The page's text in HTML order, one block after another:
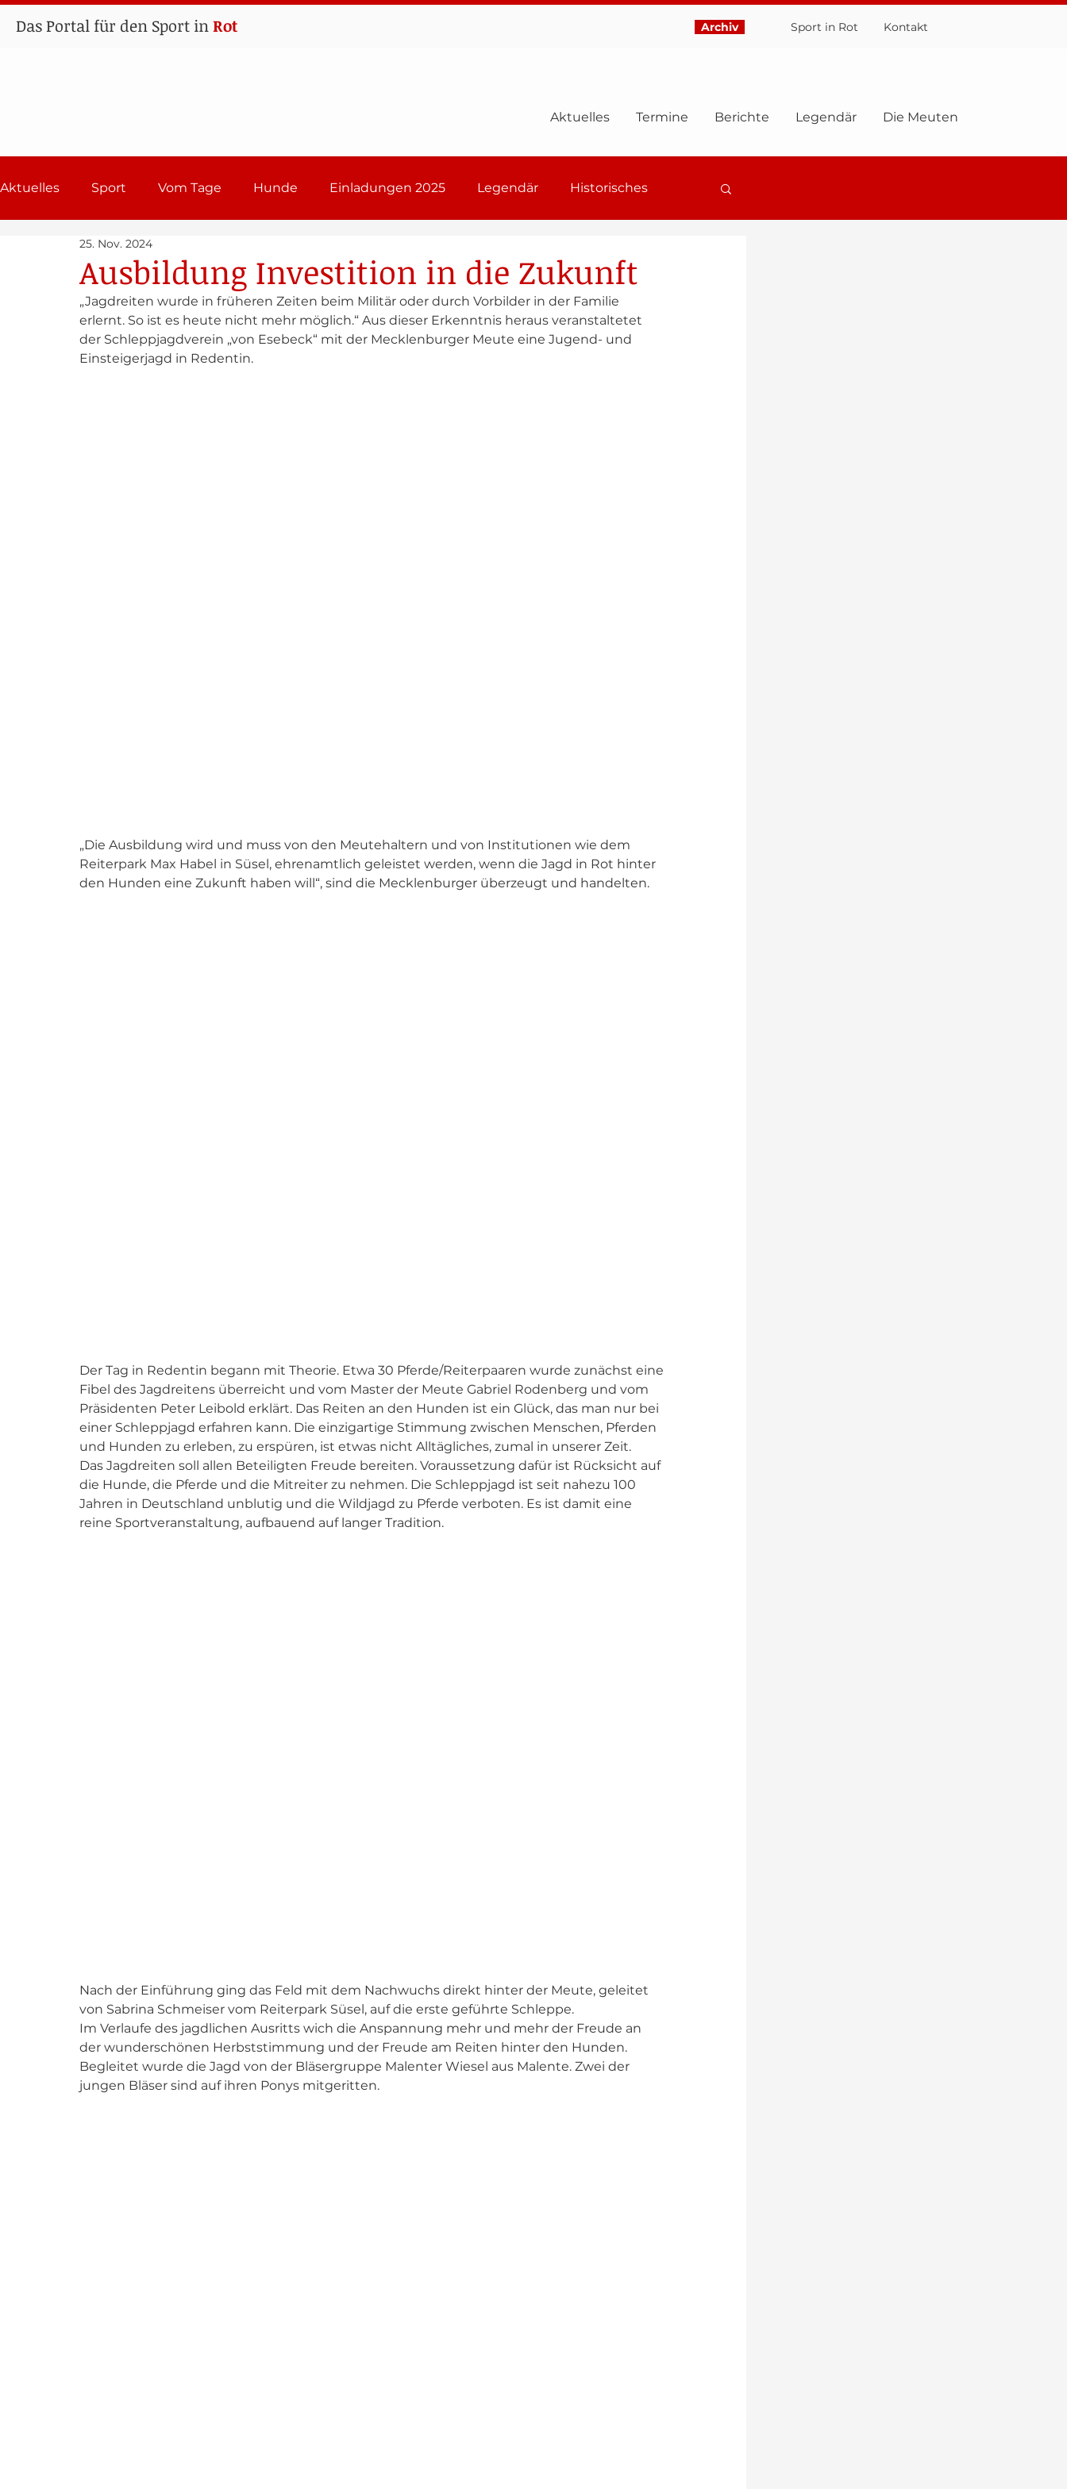
Das Portal für den Sport inRot Archiv Sport in Rot Kontakt
Aktuelles Termine Berichte Legendär Die Meuten
Aktuelles Sport Vom Tage Hunde Einladungen 2025 Legendär Historisches
Lehrgänge Sport in Rot
Ausbildung Investition in die Zukunft
25. Nov. 2024
„Jagdreiten wurde in früheren Zeiten beim Militär oder durch Vorbilder in der Familie
erlernt. So ist es heute nicht mehr möglich.“ Aus dieser Erkenntnis heraus veranstaltetet
der Schleppjagdverein „von Esebeck“ mit der Mecklenburger Meute eine Jugend- und
Einsteigerjagd in Redentin.
„Die Ausbildung wird und muss von den Meutehaltern und von Institutionen wie dem
Reiterpark Max Habel in Süsel, ehrenamtlich geleistet werden, wenn die Jagd in Rot hinter
den Hunden eine Zukunft haben will“, sind die Mecklenburger überzeugt und handelten.
Der Tag in Redentin begann mit Theorie. Etwa 30 Pferde/Reiterpaaren wurde zunächst eine
Fibel des Jagdreitens überreicht und vom Master der Meute Gabriel Rodenberg und vom
Präsidenten Peter Leibold erklärt. Das Reiten an den Hunden ist ein Glück, das man nur bei
einer Schleppjagd erfahren kann. Die einzigartige Stimmung zwischen Menschen, Pferden
und Hunden zu erleben, zu erspüren, ist etwas nicht Alltägliches, zumal in unserer Zeit.
Das Jagdreiten soll allen Beteiligten Freude bereiten. Voraussetzung dafür ist Rücksicht auf
die Hunde, die Pferde und die Mitreiter zu nehmen. Die Schleppjagd ist seit nahezu 100
Jahren in Deutschland unblutig und die Wildjagd zu Pferde verboten. Es ist damit eine
reine Sportveranstaltung, aufbauend auf langer Tradition.
Nach der Einführung ging das Feld mit dem Nachwuchs direkt hinter der Meute, geleitet
von Sabrina Schmeiser vom Reiterpark Süsel, auf die erste geführte Schleppe.
Im Verlaufe des jagdlichen Ausritts wich die Anspannung mehr und mehr der Freude an
der wunderschönen Herbststimmung und der Freude am Reiten hinter den Hunden.
Begleitet wurde die Jagd von der Bläsergruppe Malenter Wiesel aus Malente. Zwei der
jungen Bläser sind auf ihren Ponys mitgeritten.